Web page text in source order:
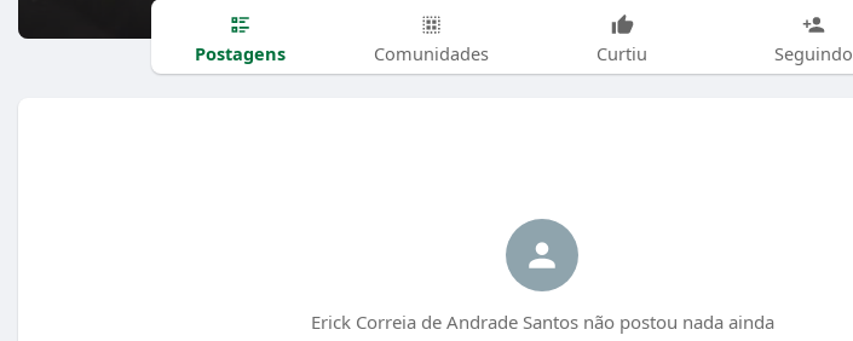
Postagens Comunidades Curtiu Seguindo
Erick Correia de Andrade Santos não postou nada ainda